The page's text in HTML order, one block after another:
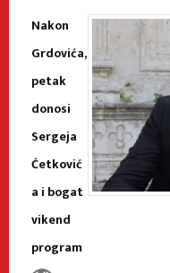
Nakon
Grdovića,
petak
donosi
Sergeja
Ćetković
a i bogat
vikend
program